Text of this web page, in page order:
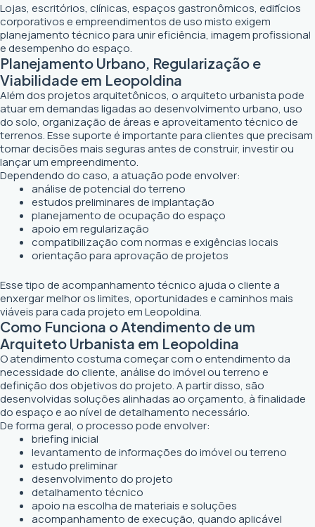
Lojas, escritórios, clínicas, espaços gastronômicos, edifícios
corporativos e empreendimentos de uso misto exigem
planejamento técnico para unir eficiência, imagem profissional
e desempenho do espaço.
Planejamento Urbano, Regularização e
Viabilidade em Leopoldina
Além dos projetos arquitetônicos, o arquiteto urbanista pode
atuar em demandas ligadas ao desenvolvimento urbano, uso
do solo, organização de áreas e aproveitamento técnico de
terrenos. Esse suporte é importante para clientes que precisam
tomar decisões mais seguras antes de construir, investir ou
lançar um empreendimento.
Dependendo do caso, a atuação pode envolver:
análise de potencial do terreno
estudos preliminares de implantação
planejamento de ocupação do espaço
apoio em regularização
compatibilização com normas e exigências locais
orientação para aprovação de projetos
Esse tipo de acompanhamento técnico ajuda o cliente a
enxergar melhor os limites, oportunidades e caminhos mais
viáveis para cada projeto em Leopoldina.
Como Funciona o Atendimento de um
Arquiteto Urbanista em Leopoldina
O atendimento costuma começar com o entendimento da
necessidade do cliente, análise do imóvel ou terreno e
definição dos objetivos do projeto. A partir disso, são
desenvolvidas soluções alinhadas ao orçamento, à finalidade
do espaço e ao nível de detalhamento necessário.
De forma geral, o processo pode envolver:
briefing inicial
levantamento de informações do imóvel ou terreno
estudo preliminar
desenvolvimento do projeto
detalhamento técnico
apoio na escolha de materiais e soluções
acompanhamento de execução, quando aplicável